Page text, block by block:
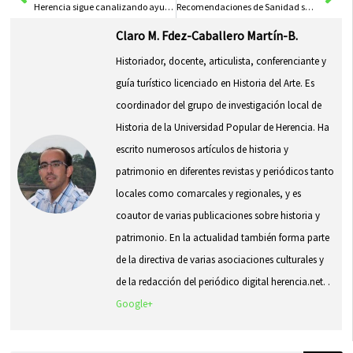
Herencia sigue canalizando ayuda material al Hospital Mancha Centro Recomendaciones de Sanidad sobre el manejo de los residuos en hogares con personas en cuarentena o positivos en coronavirus
Claro M. Fdez-Caballero Martín-B.
Historiador, docente, articulista, conferenciante y
guía turístico licenciado en Historia del Arte. Es
coordinador del grupo de investigación local de
Historia de la Universidad Popular de Herencia. Ha
escrito numerosos artículos de historia y
patrimonio en diferentes revistas y periódicos tanto
locales como comarcales y regionales, y es
coautor de varias publicaciones sobre historia y
patrimonio. En la actualidad también forma parte
de la directiva de varias asociaciones culturales y
de la redacción del periódico digital herencia.net. .
Google+